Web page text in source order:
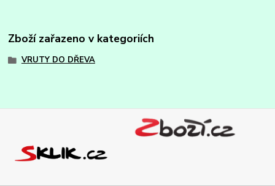
Zboží zařazeno v kategoriích
VRUTY DO DŘEVA